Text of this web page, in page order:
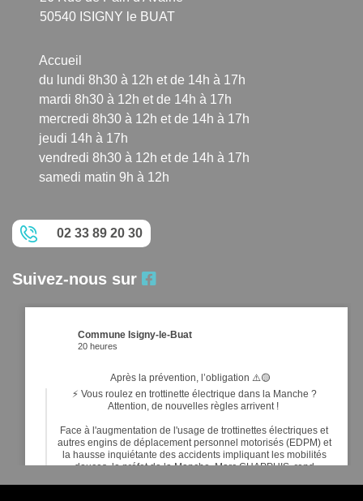
50540 ISIGNY le BUAT
Accueil
du lundi 8h30 à 12h et de 14h à 17h
mardi 8h30 à 12h et de 14h à 17h
mercredi 8h30 à 12h et de 14h à 17h
jeudi 14h à 17h
vendredi 8h30 à 12h et de 14h à 17h
samedi matin 9h à 12h
02 33 89 20 30
Suivez-nous sur
Commune Isigny-le-Buat
20 heures
Après la prévention, l’obligation ⚠️🟡
⚡ Vous roulez en trottinette électrique dans la Manche ?
Attention, de nouvelles règles arrivent !
Face à l'augmentation de l'usage de trottinettes électriques et
autres engins de déplacement personnel motorisés (EDPM) et
la hausse inquiétante des accidents impliquant les mobilités
douces, le préfet de la Manche, Marc CHAPPUIS, rend